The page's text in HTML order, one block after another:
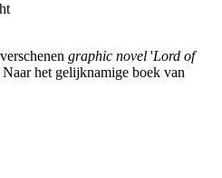
graphic novel 'Lord of
het gelijknamige boek van